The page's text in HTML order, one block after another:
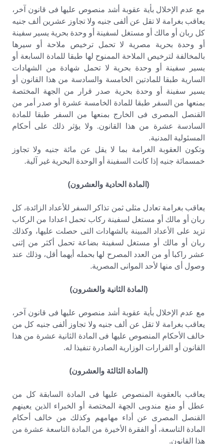
مع عدم الإخلال بأية عقوبة أشد منصوص عليها فى قانون آخر،
يعاقب بغرامة لا تقل عن ألفى جنيه ولا تجاوز عشرين ألف جنيه
كل ربان أو مالك أو مستغل لسفينة أو وحدة بحرية يسير سفينة
أو وحدة بحرية مصرية لا تحمل ترخيص ملاحة أو سيرها
بالمخالفة لترخيص الملاحة الممنوح لها طبقا للمادة السابعة أو
يسير سفينة أو وحدة بحرية لا تحمل شهادة من الشهادات
السارية طبقا للمادتين الخامسة والسادسة من هذا القانون أو
يسير سفينة أو وحدة بحرية صدر قرار من الجهة المختصة
بمنعها من السفر طبقا للمادة الخامسة عشرة أو صدر أمر من
القنصل المصرى فى الخارج بمنعها من السفر طبقا للمادة
السادسة عشرة من هذا القانون. ولا يؤثر ذلك على أحكام
المسئولية المدنية.
وتكون العقوبة الغرامة بما لا يقل عن مائة جنيه ولا تجاوز
خمسمائة جنيه إذا كانت السفينة أو الوحدة البحرية غير آلية.
(المادة الحادية والعشرون)
يعاقب بغرامة تعادل مثلى ثمن تذاكر السفر للأعداد الزائدة، كل
ربان أو مالك أو مستغل لسفينة ركاب تحمل اعدادا من الركاب
تزيد على الأعداد المبينة بالشهادات التى حصلت عليها، وكذلك
ربان أو مالك أو مستغل لسفينة بضاعة تحمل أكثر من إثنى
عشر راكبا أو من العدد المصرح لها بحمله أيهما أقل، وذلك عند
وصول أى منها لأحد الموانى المصرية.
(المادة الثانية والعشرون)
مع عدم الإخلال بأية عقوبة أشد منصوص عليها فى قانون آخر،
يعاقب بغرامة لا تقل عن ألف جنيه ولا تجاوز ألفى جنيه كل من
خالف الأحكام المنصوص عليها فى المادة الثانية عشرة من هذا
القانون أو القرارات الوزارية الصادرة تنفيذا له.
(المادة الثالثة والعشرون)
يعاقب بالعقوبة المنصوص عليها فى المادة السابقة كل من
عطل أو منع مندوبى الجهة المختصة أو الخبراء الذين يعينهم
القنصل المصرى عن أداء مهامهم وكذلك من خالف أحكام
المادة التاسعة، أو الفقرة الأخيرة من المادة التاسعة عشرة من
هذا القانون.